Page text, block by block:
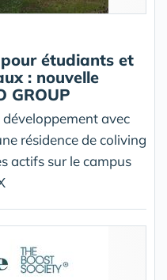
étudiants et
: nouvelle
GROUP
développement avec
résidence de coliving
actifs sur le campus